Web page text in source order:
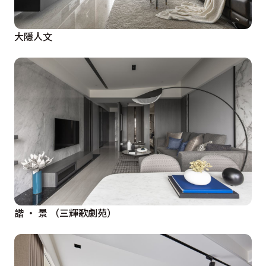
大隱人文
諧 ‧ 景 （三輝歌劇苑）